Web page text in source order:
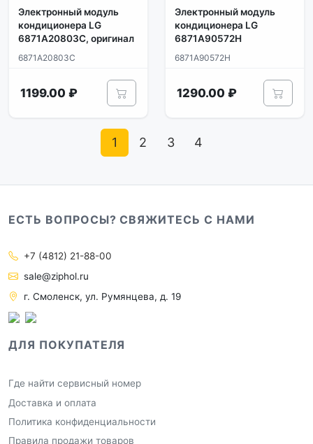
Электронный модуль
кондиционера LG
6871A20803C, оригинал
6871A20803C
1199.00 ₽
Электронный модуль
кондиционера LG
6871A90572H
6871A90572H
1290.00 ₽
1 2 3 4
ЕСТЬ ВОПРОСЫ? СВЯЖИТЕСЬ С НАМИ
+7 (4812) 21-88-00
sale@ziphol.ru
г. Смоленск, ул. Румянцева, д. 19
ДЛЯ ПОКУПАТЕЛЯ
Где найти сервисный номер
Доставка и оплата
Политика конфиденциальности
Правила продажи товаров